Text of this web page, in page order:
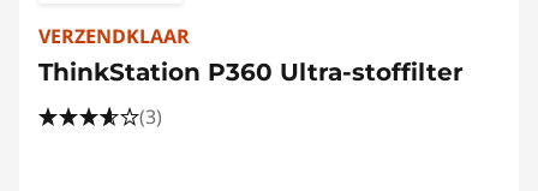
VERZENDKLAAR
ThinkStation P360 Ultra-stoffilter
(3)